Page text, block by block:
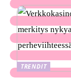
TRENDIT